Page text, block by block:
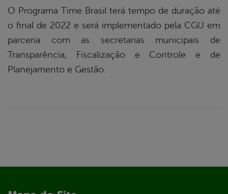
O Programa Time Brasil terá tempo de duração até
o final de 2022 e será implementado pela CGU em
parceria com as secretarias municipais de
Transparência, Fiscalização e Controle e de
Planejamento e Gestão.